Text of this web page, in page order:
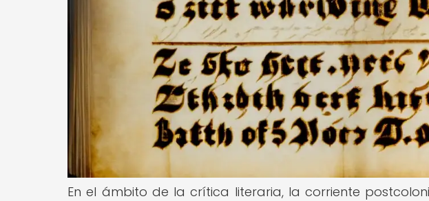
En el ámbito de la crítica literaria, la corriente